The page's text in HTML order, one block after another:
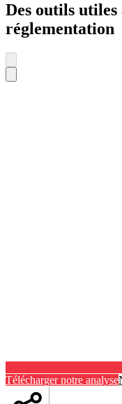
Des outils
réglementation
Télécharger notre analyse